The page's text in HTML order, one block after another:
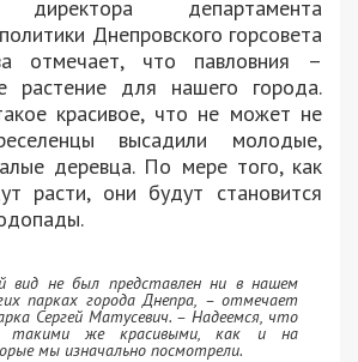
директора департамента
Днепровского горсовета
отмечает, что павловния –
растение для нашего города.
красивое, что не может не
высадили молодые,
деревца. По мере того, как
расти, они будут становится
не был представлен ни в нашем
парках города Днепра, – отмечает
Сергей Матусевич. – Надеемся, что
такими же красивыми, как и на
мы изначально посмотрели.